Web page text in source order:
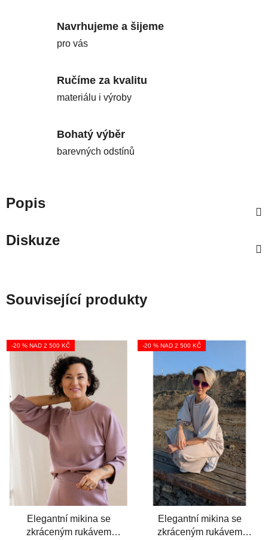
Navrhujeme a šijeme
pro vás
Ručíme za kvalitu
materiálu i výroby
Bohatý výběr
barevných odstínů
Popis
Diskuze
Související produkty
-20 % NAD 2 500 KČ
Elegantní mikina se
zkráceným rukávem
-20 % NAD 2 500 KČ
Elegantní mikina se
zkráceným rukávem